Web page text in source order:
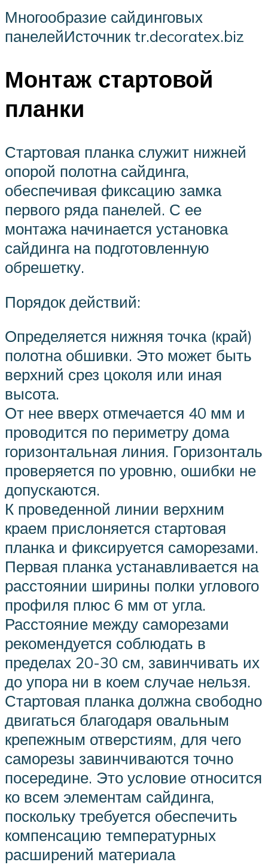
Многообразие сайдинговых
панелейИсточник tr.decoratex.biz
Монтаж стартовой
планки
Стартовая планка служит нижней
опорой полотна сайдинга,
обеспечивая фиксацию замка
первого ряда панелей. С ее
монтажа начинается установка
сайдинга на подготовленную
обрешетку.
Порядок действий:
Определяется нижняя точка (край)
полотна обшивки. Это может быть
верхний срез цоколя или иная
высота.
От нее вверх отмечается 40 мм и
проводится по периметру дома
горизонтальная линия. Горизонталь
проверяется по уровню, ошибки не
допускаются.
К проведенной линии верхним
краем прислоняется стартовая
планка и фиксируется саморезами.
Первая планка устанавливается на
расстоянии ширины полки углового
профиля плюс 6 мм от угла.
Расстояние между саморезами
рекомендуется соблюдать в
пределах 20-30 см, завинчивать их
до упора ни в коем случае нельзя.
Стартовая планка должна свободно
двигаться благодаря овальным
крепежным отверстиям, для чего
саморезы завинчиваются точно
посередине. Это условие относится
ко всем элементам сайдинга,
поскольку требуется обеспечить
компенсацию температурных
расширений материала